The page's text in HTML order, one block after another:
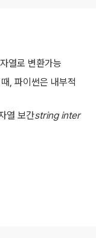
열로 변환가능
, 파이썬은 내부적
열 보간string inter